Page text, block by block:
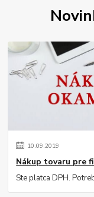
10.09.2019
Nákup tovaru pre
Ste platca DPH.